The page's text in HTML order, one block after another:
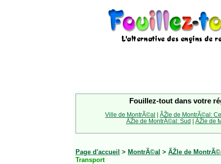
Fouillez-tout dans votre
Ville de MontrÃ©al | ÃŽle de MontrÃ©al:
ÃŽle de MontrÃ©al: Sud | ÃŽle de
Page d'accueil > MontrÃ©al > ÃŽle de
Transport